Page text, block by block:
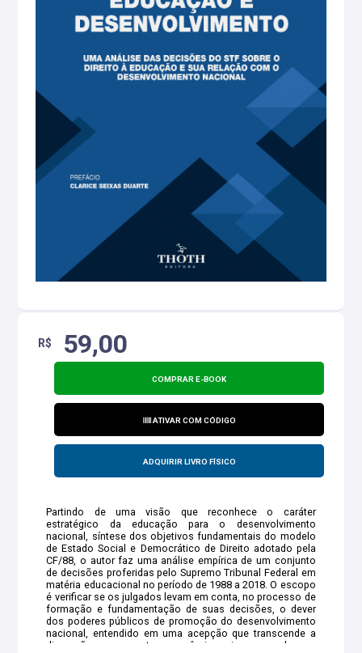
R$ 59,00
COMPRAR E-BOOK
ATIVAR COM CÓDIGO
ADQUIRIR LIVRO FÍSICO
Partindo de uma visão que reconhece o caráter
estratégico da educação para o desenvolvimento
nacional, síntese dos objetivos fundamentais do modelo
de Estado Social e Democrático de Direito adotado pela
CF/88, o autor faz uma análise empírica de um conjunto
de decisões proferidas pelo Supremo Tribunal Federal em
matéria educacional no período de 1988 a 2018. O escopo
é verificar se os julgados levam em conta, no processo de
formação e fundamentação de suas decisões, o dever
dos poderes públicos de promoção do desenvolvimento
nacional, entendido em uma acepção que transcende a
dimensão meramente econômica, incorporando os